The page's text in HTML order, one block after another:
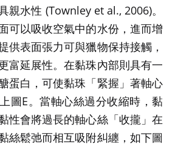
親水性 (Townley et al., 2006)。
可以吸收空氣中的水份，進而增
供表面張力可與獵物保持接觸，
富延展性。在黏珠內部則具有一
蛋白，可使黏珠「緊握」著軸心
圖E。當軸心絲過分收縮時，黏
性會將過長的軸心絲「收攏」在
絲鬆弛而相互吸附糾纏，如下圖